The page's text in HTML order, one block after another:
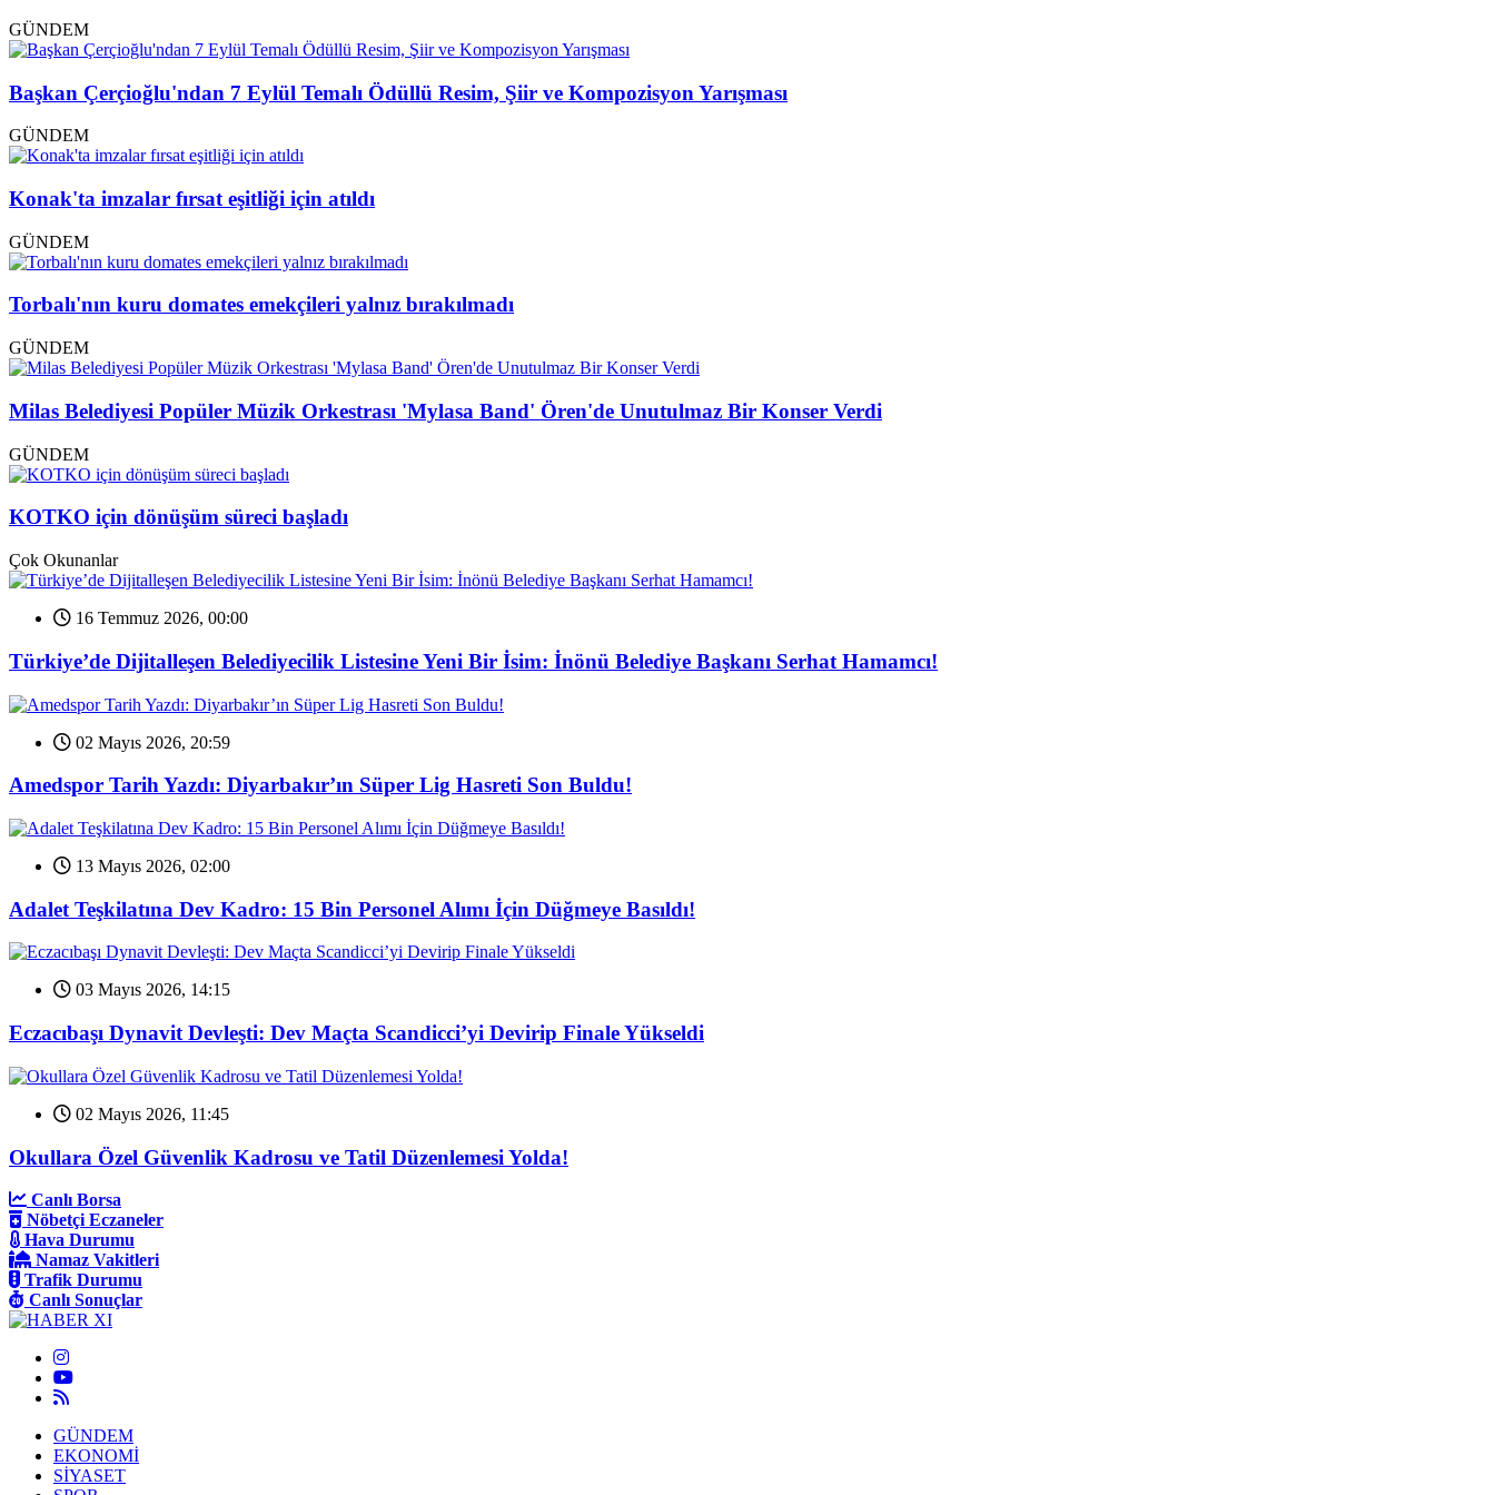
GÜNDEM
Başkan Çerçioğlu'ndan 7 Eylül Temalı Ödüllü Resim, Şiir ve Kompozisyon Yarışması
GÜNDEM
Konak'ta imzalar fırsat eşitliği için atıldı
GÜNDEM
Torbalı'nın kuru domates emekçileri yalnız bırakılmadı
GÜNDEM
Milas Belediyesi Popüler Müzik Orkestrası 'Mylasa Band' Ören'de Unutulmaz Bir Konser Verdi
GÜNDEM
KOTKO için dönüşüm süreci başladı
Çok Okunanlar
16 Temmuz 2026, 00:00
Türkiye’de Dijitalleşen Belediyecilik Listesine Yeni Bir İsim: İnönü Belediye Başkanı Serhat Hamamcı!
02 Mayıs 2026, 20:59
Amedspor Tarih Yazdı: Diyarbakır’ın Süper Lig Hasreti Son Buldu!
13 Mayıs 2026, 02:00
Adalet Teşkilatına Dev Kadro: 15 Bin Personel Alımı İçin Düğmeye Basıldı!
03 Mayıs 2026, 14:15
Eczacıbaşı Dynavit Devleşti: Dev Maçta Scandicci’yi Devirip Finale Yükseldi
02 Mayıs 2026, 11:45
Okullara Özel Güvenlik Kadrosu ve Tatil Düzenlemesi Yolda!
Canlı Borsa
Nöbetçi Eczaneler
Hava Durumu
Namaz Vakitleri
Trafik Durumu
Canlı Sonuçlar
GÜNDEM
EKONOMİ
SİYASET